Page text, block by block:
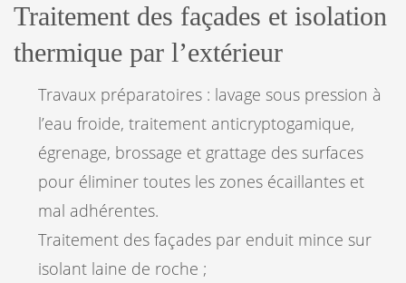
Traitement des façades et isolation
thermique par l’extérieur
Travaux préparatoires : lavage sous pression à
l’eau froide, traitement anticryptogamique,
égrenage, brossage et grattage des surfaces
pour éliminer toutes les zones écaillantes et
mal adhérentes.
Traitement des façades par enduit mince sur
isolant laine de roche ;